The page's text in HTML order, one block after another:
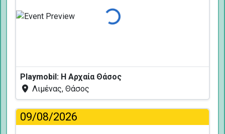
Φόρτωση...
Playmobil: Η Αρχαία Θάσος
Λιμένας, Θάσος
09/08/2026